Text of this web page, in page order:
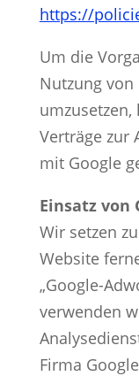
https://
Um die
Nutzung
Verträge zur
mit Google
Einsatz von
Wir setzen
Website
„Google-
verwenden
Firma